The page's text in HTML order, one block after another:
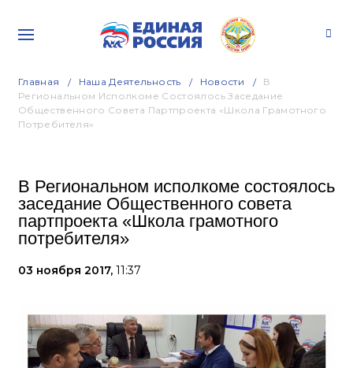
Главная Наша Деятельность Новости
В
Региональном Исполкоме Состоялось Заседание
Общественного Совета Партпроекта «Школа Грамотного
Потребителя»
В Региональном исполкоме состоялось
заседание Общественного совета
партпроекта «Школа грамотного
потребителя»
03 ноября 2017, 11:37